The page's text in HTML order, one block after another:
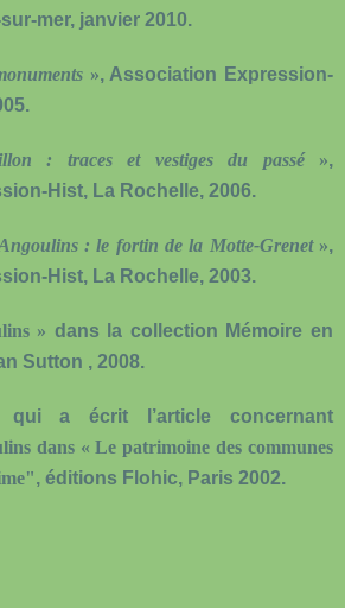
mer, janvier 2010.
», Association Expression-
: traces et vestiges du passé »,
Hist, La Rochelle, 2006.
: le fortin de la Motte-Grenet »,
Hist, La Rochelle, 2003.
» dans la collection Mémoire en
Sutton , 2008.
qui a écrit l’article concernant
dans « Le patrimoine des communes
, éditions Flohic, Paris 2002.